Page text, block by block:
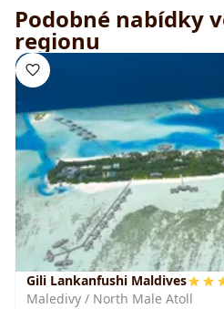
Podobné nabídky
regionu
Gili Lankanfushi Maldives
Maledivy / North Male Atoll